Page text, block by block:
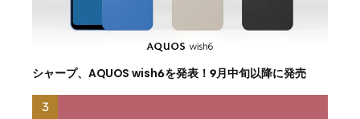
シャープ、AQUOS wish6を発表！9月中旬以降に発売